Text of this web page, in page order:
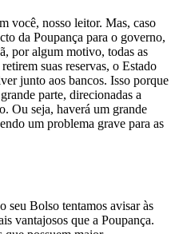
você, nosso leitor. Mas, caso
da Poupança para o governo,
por algum motivo, todas as
suas reservas, o Estado
junto aos bancos. Isso porque
parte, direcionadas a
Ou seja, haverá um grande
um problema grave para as
seu Bolso tentamos avisar às
vantajosos que a Poupança.